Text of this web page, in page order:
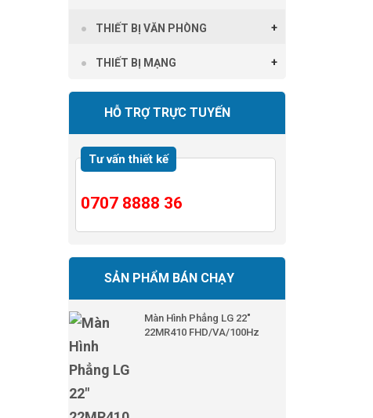
THIẾT BỊ VĂN PHÒNG
THIẾT BỊ MẠNG
HỖ TRỢ TRỰC TUYẾN
Tư vấn thiết kế
0707 8888 36
SẢN PHẨM BÁN CHẠY
Màn Hình Phẳng LG 22"
22MR410 FHD/VA/100Hz